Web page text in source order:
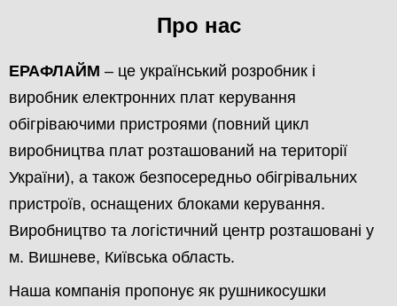
Про нас
ЕРАФЛАЙМ – це український розробник і
виробник електронних плат керування
обігріваючими пристроями (повний цикл
виробництва плат розташований на території
України), а також безпосередньо обігрівальних
пристроїв, оснащених блоками керування.
Виробництво та логістичний центр розташовані у
м. Вишневе, Київська область.
Наша компанія пропонує як рушникосушки